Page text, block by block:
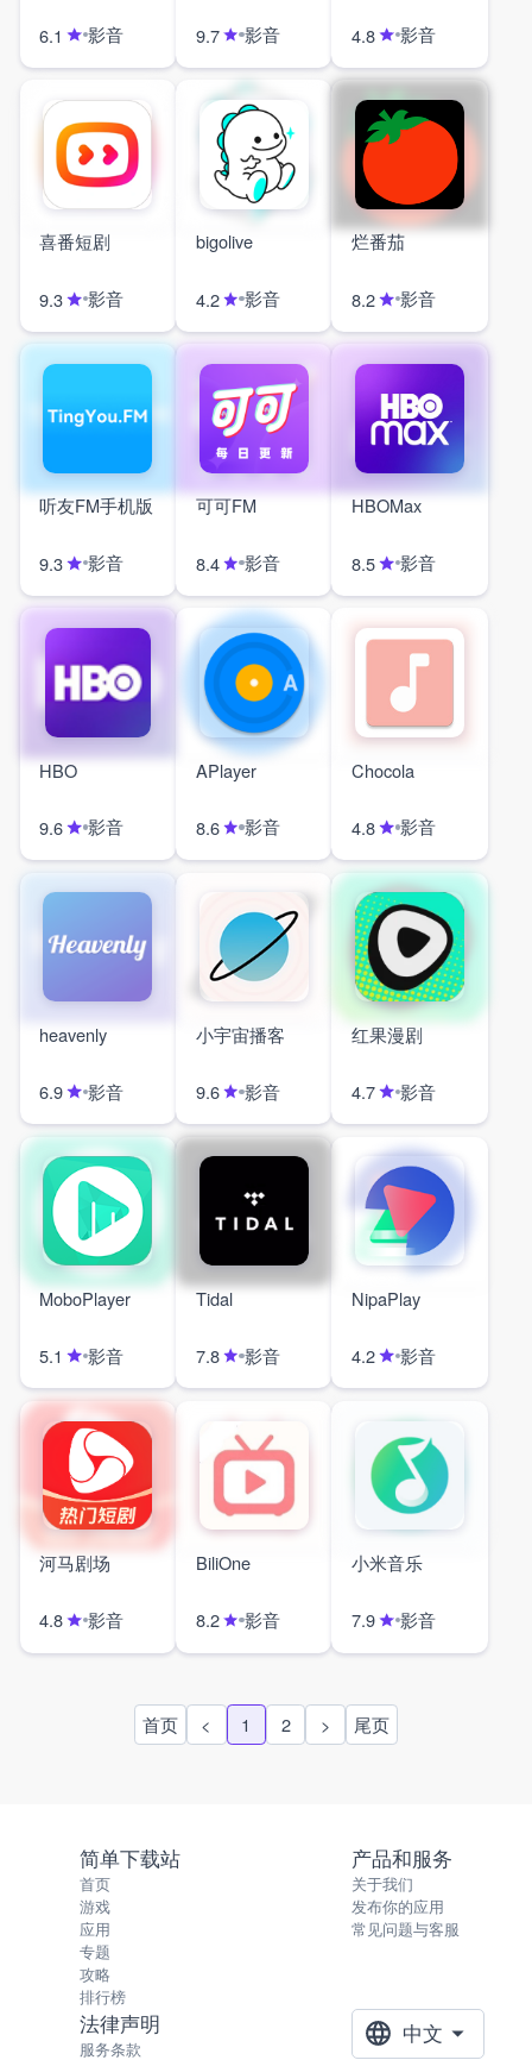
6.1 影音 9.7 影音 4.8 影音
喜番短剧
9.3 影音
bigolive
4.2 影音
烂番茄
8.2 影音
听友FM手机版
9.3 影音
可可FM
8.4 影音
HBOMax
8.5 影音
HBO
9.6 影音
APlayer
8.6 影音
Chocola
4.8 影音
heavenly
6.9 影音
小宇宙播客
9.6 影音
红果漫剧
4.7 影音
MoboPlayer
5.1 影音
Tidal
7.8 影音
NipaPlay
4.2 影音
河马剧场
4.8 影音
BiliOne
8.2 影音
小米音乐
7.9 影音
首页 < 1 2 > 尾页
简单下载站
首页
游戏
应用
专题
攻略
排行榜
产品和服务
关于我们
发布你的应用
常见问题与客服
法律声明
服务条款
中文